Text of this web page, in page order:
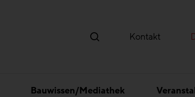
Kontakt
Bauwissen/Mediathek